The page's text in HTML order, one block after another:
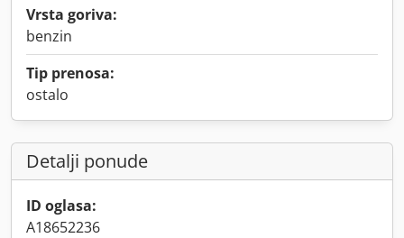
Vrsta goriva:
benzin
Tip prenosa:
ostalo
Detalji ponude
ID oglasa:
A18652236